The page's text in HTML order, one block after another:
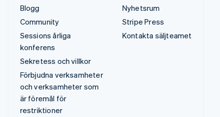
Blogg
Community
Sessions årliga
konferens
Sekretess och villkor
Förbjudna verksamheter
och verksamheter som
är föremål för
restriktioner
Nyhetsrum
Stripe Press
Kontakta säljteamet